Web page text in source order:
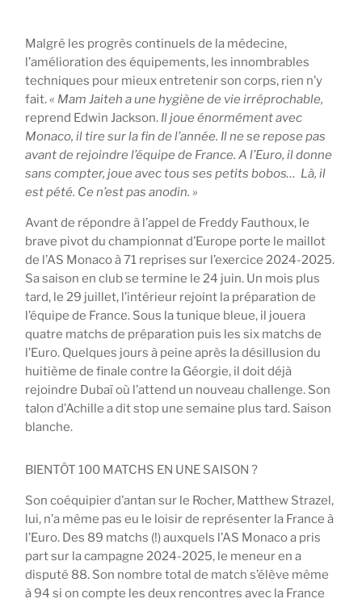
Malgré les progrès continuels de la médecine,
l’amélioration des équipements, les innombrables
techniques pour mieux entretenir son corps, rien n’y
fait.« Mam Jaiteh a une hygiène de vie irréprochable,
reprend Edwin Jackson. Il joue énormément avec
Monaco, il tire sur la fin de l’année. Il ne se repose pas
avant de rejoindre l’équipe de France. A l’Euro, il donne
sans compter, joue avec tous ses petits bobos… Là, il
est pété. Ce n’est pas anodin. »
Avant de répondre à l’appel de Freddy Fauthoux, le
brave pivot du championnat d’Europe porte le maillot
de l’AS Monaco à 71 reprises sur l’exercice 2024-2025.
Sa saison en club se termine le 24 juin. Un mois plus
tard, le 29 juillet, l’intérieur rejoint la préparation de
l’équipe de France. Sous la tunique bleue, il jouera
quatre matchs de préparation puis les six matchs de
l’Euro. Quelques jours à peine après la désillusion du
huitième de finale contre la Géorgie, il doit déjà
rejoindre Dubaï où l’attend un nouveau challenge. Son
talon d’Achille a dit stop une semaine plus tard. Saison
blanche.
BIENTÔT 100 MATCHS EN UNE SAISON ?
Son coéquipier d’antan sur le Rocher, Matthew Strazel,
lui, n’a même pas eu le loisir de représenter la France à
l’Euro. Des 89 matchs (!) auxquels l’AS Monaco a pris
part sur la campagne 2024-2025, le meneur en a
disputé 88. Son nombre total de match s’élève même
à 94 si on compte les deux rencontres avec la France